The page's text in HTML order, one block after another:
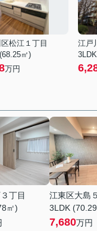
松江１丁目
㎡)
万円
江戸
丁目
㎡)
江東区大島
3LDK
7,680万円